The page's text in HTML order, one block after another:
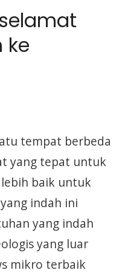
ke
tempat berbeda
yang tepat untuk
baik untuk
indah ini
yang indah
yang luar
mikro terbaik